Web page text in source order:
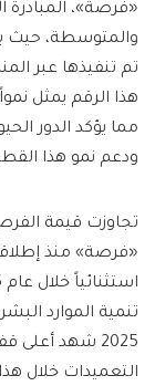
«فرصة»،
والمتوسطة، حيث
مما يؤكد الدور
ودعم نمو هذا
تجاوزت قيمة
تنمية الموارد
2025 شهد